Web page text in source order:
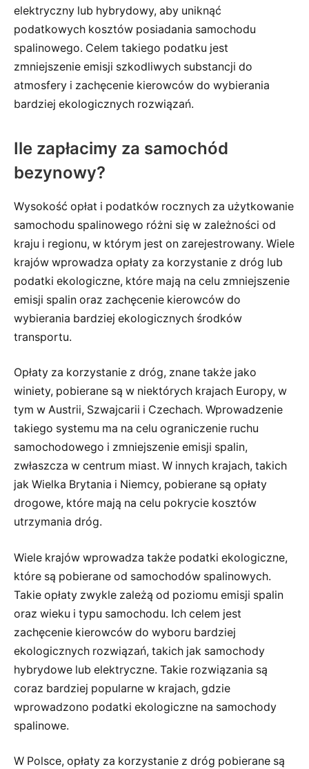
elektryczny lub hybrydowy, aby uniknąć
podatkowych kosztów posiadania samochodu
spalinowego. Celem takiego podatku jest
zmniejszenie emisji szkodliwych substancji do
atmosfery i zachęcenie kierowców do wybierania
bardziej ekologicznych rozwiązań.
Ile zapłacimy za samochód
bezynowy?
Wysokość opłat i podatków rocznych za użytkowanie
samochodu spalinowego różni się w zależności od
kraju i regionu, w którym jest on zarejestrowany. Wiele
krajów wprowadza opłaty za korzystanie z dróg lub
podatki ekologiczne, które mają na celu zmniejszenie
emisji spalin oraz zachęcenie kierowców do
wybierania bardziej ekologicznych środków
transportu.
Opłaty za korzystanie z dróg, znane także jako
winiety, pobierane są w niektórych krajach Europy, w
tym w Austrii, Szwajcarii i Czechach. Wprowadzenie
takiego systemu ma na celu ograniczenie ruchu
samochodowego i zmniejszenie emisji spalin,
zwłaszcza w centrum miast. W innych krajach, takich
jak Wielka Brytania i Niemcy, pobierane są opłaty
drogowe, które mają na celu pokrycie kosztów
utrzymania dróg.
Wiele krajów wprowadza także podatki ekologiczne,
które są pobierane od samochodów spalinowych.
Takie opłaty zwykle zależą od poziomu emisji spalin
oraz wieku i typu samochodu. Ich celem jest
zachęcenie kierowców do wyboru bardziej
ekologicznych rozwiązań, takich jak samochody
hybrydowe lub elektryczne. Takie rozwiązania są
coraz bardziej popularne w krajach, gdzie
wprowadzono podatki ekologiczne na samochody
spalinowe.
W Polsce, opłaty za korzystanie z dróg pobierane są